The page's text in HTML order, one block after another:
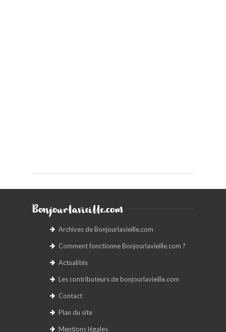
Bonjourlavieille.com
Archives de Bonjourlavieille.com
Comment fonctionne Bonjourlavieille.com ?
Actualités
Les contributeurs de bonjourlavieille.com
Contact
Plan du site
Mentions légales